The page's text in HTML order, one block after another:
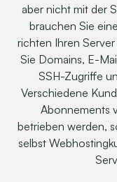
aber nicht mit der
brauchen Sie
richten Ihren
Sie Domains, E-
SSH-Zugriffe
Verschiedene
Abonnements
betrieben werden,
selbst